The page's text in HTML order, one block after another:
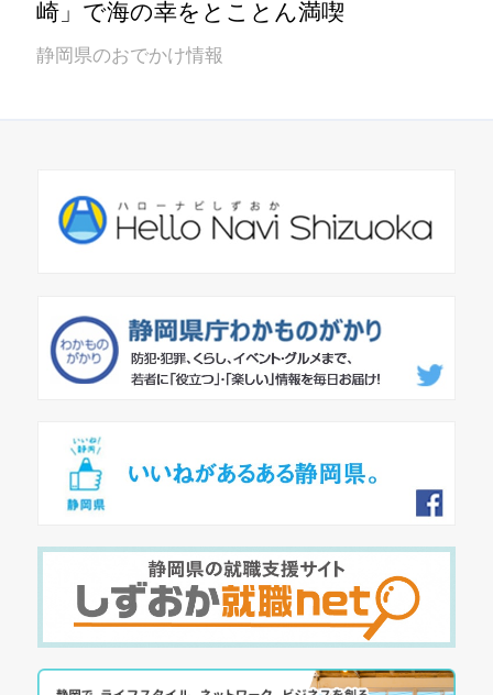
崎」で海の幸をとことん満喫
静岡県のおでかけ情報